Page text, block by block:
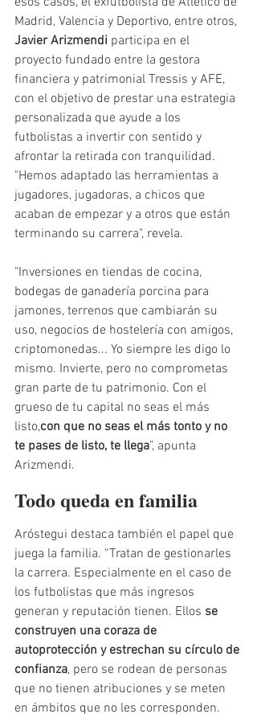
Madrid, Valencia y Deportivo, entre otros,
Javier Arizmendi participa en el
proyecto fundado entre la gestora
financiera y patrimonial Tressis y AFE,
con el objetivo de prestar una estrategia
personalizada que ayude a los
futbolistas a invertir con sentido y
afrontar la retirada con tranquilidad.
"Hemos adaptado las herramientas a
jugadores, jugadoras, a chicos que
acaban de empezar y a otros que están
terminando su carrera", revela.
"Inversiones en tiendas de cocina,
bodegas de ganadería porcina para
jamones, terrenos que cambiarán su
uso, negocios de hostelería con amigos,
criptomonedas... Yo siempre les digo lo
mismo. Invierte, pero no comprometas
gran parte de tu patrimonio. Con el
grueso de tu capital no seas el más
listo,con que no seas el más tonto y no
te pases de listo, te llega", apunta
Arizmendi.
Todo queda en familia
Aróstegui destaca también el papel que
juega la familia. “Tratan de gestionarles
la carrera. Especialmente en el caso de
los futbolistas que más ingresos
generan y reputación tienen. Ellos se
construyen una coraza de
autoprotección y estrechan su círculo de
confianza, pero se rodean de personas
que no tienen atribuciones y se meten
en ámbitos que no les corresponden.